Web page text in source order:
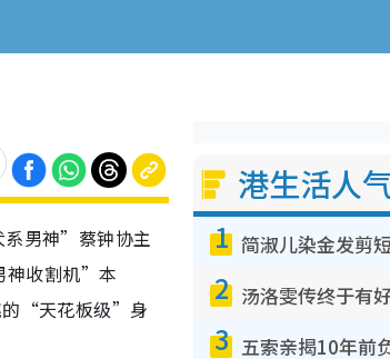
男神”蔡钟协主
神收割机”本
的“天花板级”身
港生活人
1
2
3